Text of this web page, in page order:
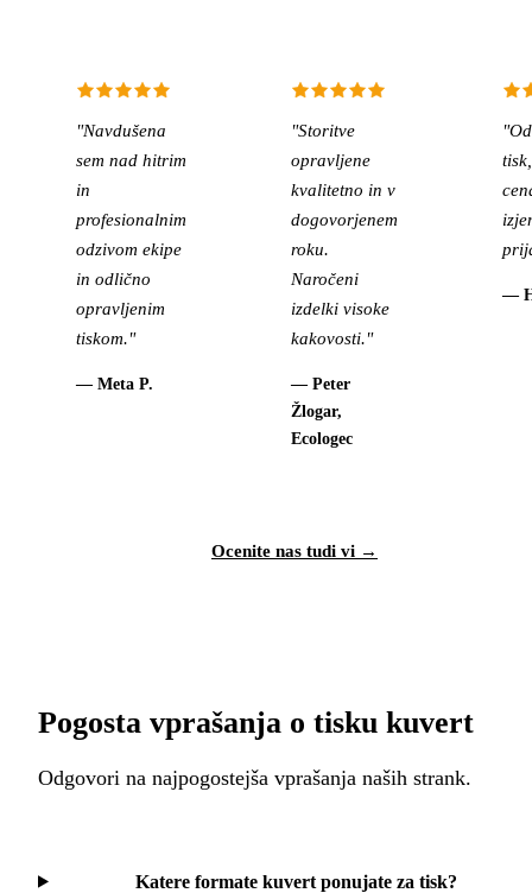
"Navdušena
sem nad hitrim
in
profesionalnim
odzivom ekipe
in odlično
opravljenim
tiskom."
— Meta P.
"Storitve
opravljene
kvalitetno in v
dogovorjenem
roku.
Naročeni
izdelki visoke
kakovosti."
— Peter
Žlogar,
Ecologec
—
Ocenite nas tudi vi →
Pogosta vprašanja o tisku kuvert
Odgovori na najpogostejša vprašanja naših strank.
Katere formate kuvert ponujate za tisk?